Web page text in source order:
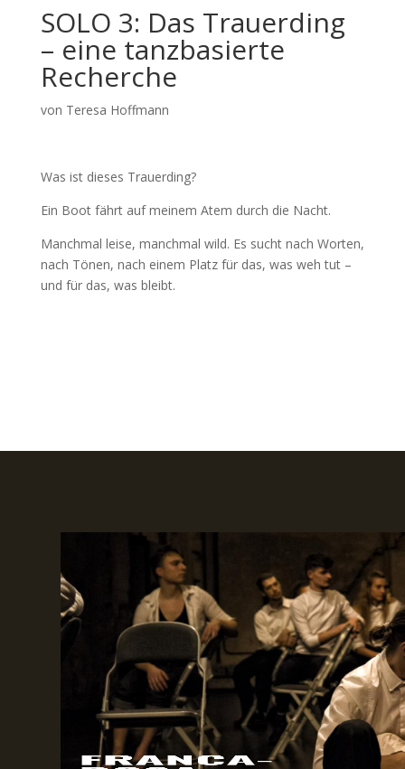
SOLO 3: Das Trauerding
– eine tanzbasierte
Recherche
von Teresa Hoffmann
Was ist dieses Trauerding?
Ein Boot fährt auf meinem Atem durch die Nacht.
Manchmal leise, manchmal wild. Es sucht nach Worten,
nach Tönen, nach einem Platz für das, was weh tut –
und für das, was bleibt.
FRANCA-